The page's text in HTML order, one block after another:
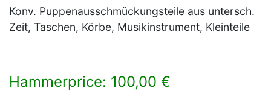
Konv. Puppenausschmückungsteile aus untersch.
Zeit, Taschen, Körbe, Musikinstrument, Kleinteile
Hammerprice: 100,00 €